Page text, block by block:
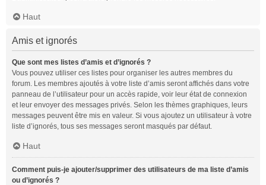
Haut
Amis et ignorés
Que sont mes listes d’amis et d’ignorés ?
Vous pouvez utiliser ces listes pour organiser les autres membres du
forum. Les membres ajoutés à votre liste d’amis seront affichés dans votre
panneau de l’utilisateur pour un accès rapide, voir leur état de connexion
et leur envoyer des messages privés. Selon les thèmes graphiques, leurs
messages peuvent être mis en valeur. Si vous ajoutez un utilisateur à votre
liste d’ignorés, tous ses messages seront masqués par défaut.
Haut
Comment puis-je ajouter/supprimer des utilisateurs de ma liste d’amis
ou d’ignorés ?